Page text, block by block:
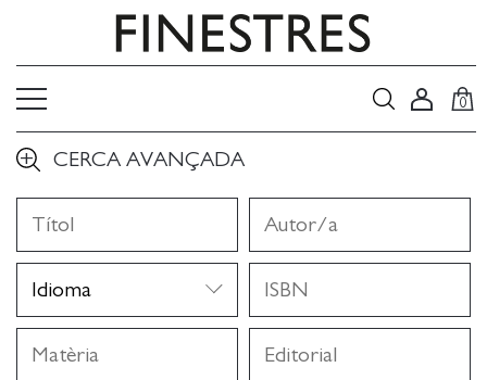
0
CERCA AVANÇADA